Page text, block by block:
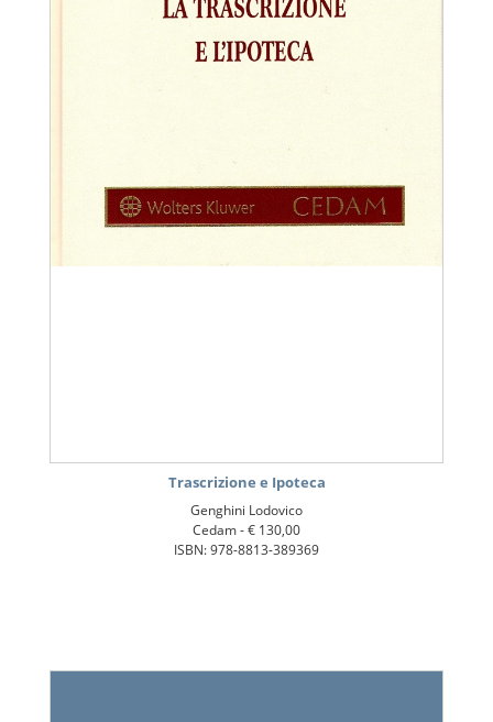
Trascrizione e Ipoteca
Genghini Lodovico
Cedam -€ 130,00
ISBN: 978-8813-389369